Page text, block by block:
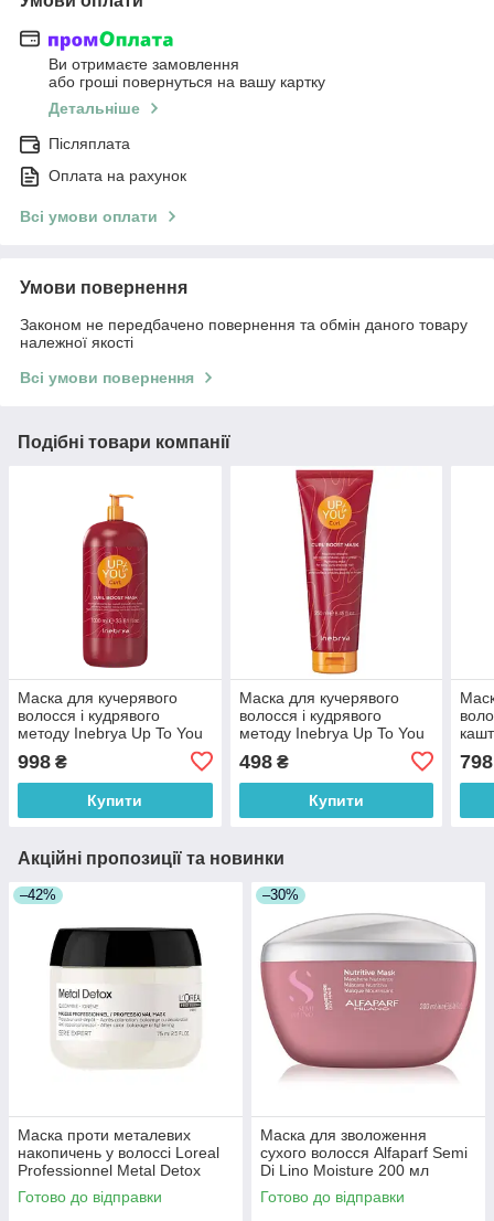
Ви отримаєте замовлення
або гроші повернуться на вашу картку
Детальніше
Післяплата
Оплата на рахунок
Всі умови оплати
Умови повернення
Законом не передбачено повернення та обмін даного товару
належної якості
Всі умови повернення
Подібні товари компанії
Маска для кучерявого
волосся і кудрявого
методу Inebrya Up To You
Сurl Boost Mask 1000 мл
998 ₴
Купити
Маска для кучерявого
волосся і кудрявого
методу Inebrya Up To You
498₴
Купити
798
Акційні пропозиції та новинки
–42%
Маска проти металевих
накопичень у волоссі Loreal
Professionnel Metal Detox
Mask 75 мл
Готово до відправки
–30%
Маска для зволоження
сухого волосся Alfaparf Semi
Di Lino Moisture 200 мл
Готово до відправки